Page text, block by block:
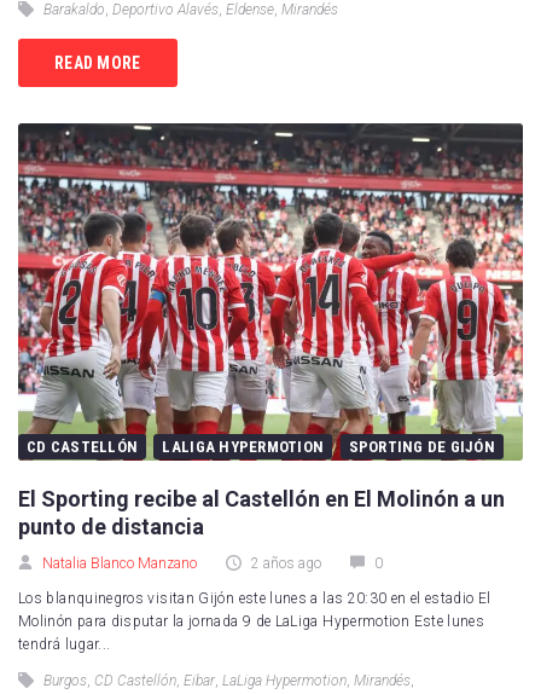
Barakaldo, Deportivo Alavés, Eldense, Mirandés
READ MORE
CD CASTELLÓN LALIGA HYPERMOTION SPORTING DE GIJÓN
El Sporting recibe al Castellón en El Molinón a un
punto de distancia
Natalia Blanco Manzano 2 años ago 0
Los blanquinegros visitan Gijón este lunes a las 20:30 en el estadio El
Molinón para disputar la jornada 9 de LaLiga Hypermotion Este lunes
tendrá lugar...
Burgos, CD Castellón, Eibar, LaLiga Hypermotion, Mirandés,